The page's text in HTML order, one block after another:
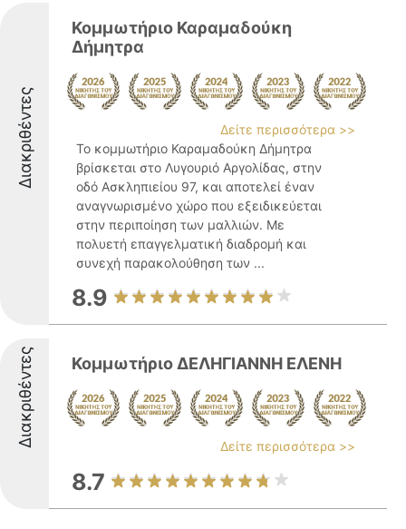
Διακριθέντες
Κομμωτήριο Καραμαδούκη
Δήμητρα
Δείτε περισσότερα >>
Το κομμωτήριο Καραμαδούκη Δήμητρα
βρίσκεται στο Λυγουριό Αργολίδας, στην
οδό Ασκληπιείου 97, και αποτελεί έναν
αναγνωρισμένο χώρο που εξειδικεύεται
στην περιποίηση των μαλλιών. Με
πολυετή επαγγελματική διαδρομή και
συνεχή παρακολούθηση των ...
8.9
Διακριθέντες Κομμωτήριο ΔΕΛΗΓΙΑΝΝΗ ΕΛΕΝΗ
Δείτε περισσότερα >>
8.7